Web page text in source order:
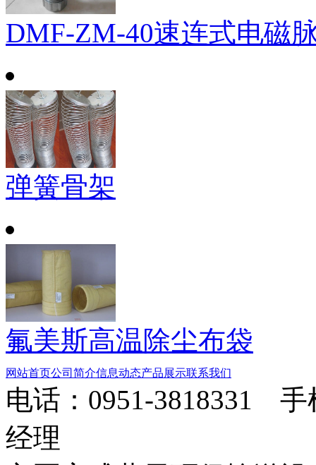
DMF-ZM-40速连式电磁
弹簧骨架
氟美斯高温除尘布袋
网站首页公司简介信息动态产品展示联系我们
电话：0951-3818331 手
经理